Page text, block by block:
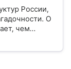
России,
О
чем